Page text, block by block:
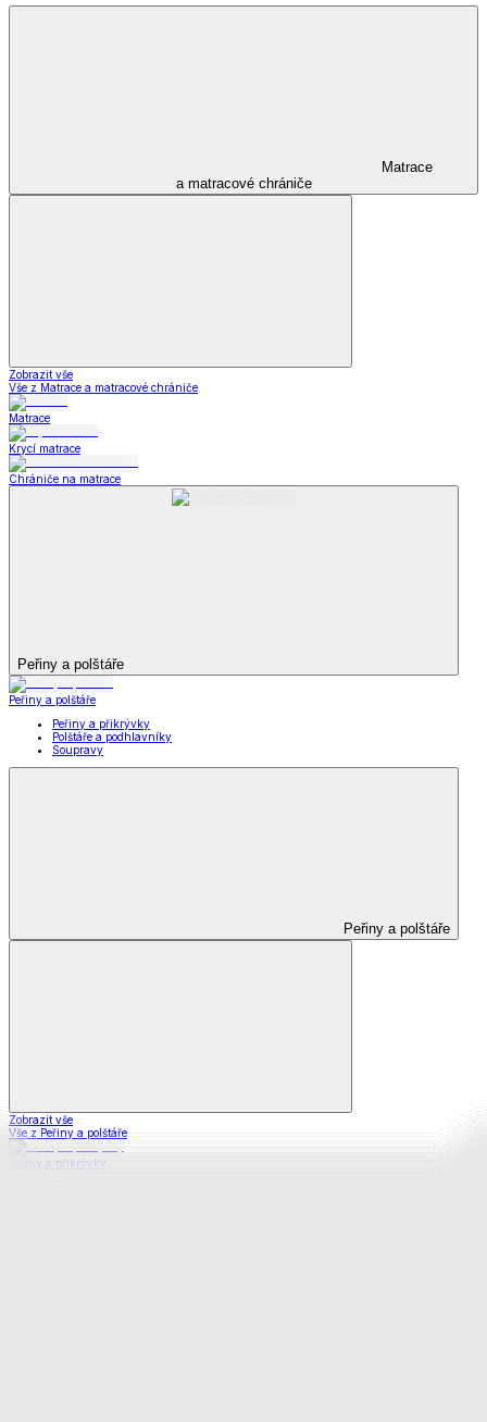
Matrace
a matracové chrániče
Zobrazit vše
Vše z Matrace a matracové chrániče
Matrace
Krycí matrace
Chrániče na matrace
Peřiny a polštáře
Peřiny a polštáře
Peřiny a přikrývky
Polštáře a podhlavníky
Soupravy
Peřiny a polštáře
Zobrazit vše
Vše z Peřiny a polštáře
Peřiny a přikrývky